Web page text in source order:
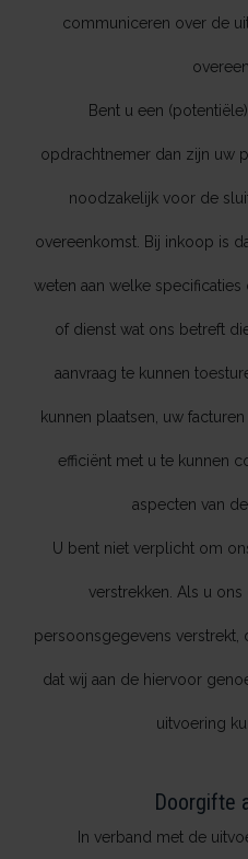
communiceren over de
Bent u een
opdrachtnemer dan zijn uw
noodzakelijk voor de
overeenkomst. Bij inkoop is
weten aan welke
of dienst wat ons betreft
aanvraag te kunnen
kunnen plaatsen, uw
efficiënt met u te kunnen
aspecten van
U bent niet verplicht om
verstrekken. Als u
persoonsgegevens
dat wij aan de hiervoor
uitvoering
Doorgifte
In verband met de